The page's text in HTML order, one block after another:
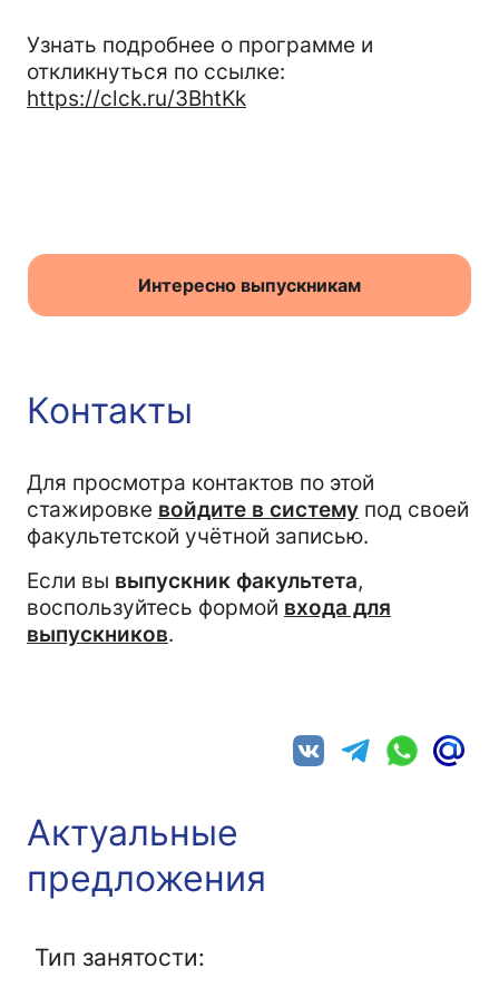
Узнать подробнее о программе и
откликнуться по ссылке:
https://clck.ru/3BhtKk
Интересно выпускникам
Контакты
Для просмотра контактов по этой
стажировке войдите в систему под своей
факультетской учётной записью.
Если вы выпускник факультета,
воспользуйтесь формой входа для
выпускников.
Актуальные
предложения
Тип занятости: